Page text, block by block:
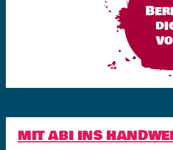
MIT ABI INS